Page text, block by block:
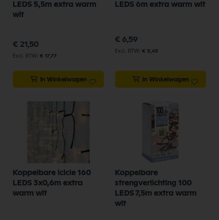
LEDS 5,5m extra warm
wit
€ 21,50
€ 17,77
In Winkelwagen
LEDS 6m extra warm wit
€ 6,59
€ 5,45
In Winkelwagen
Koppelbare icicle 160
LEDS 3x0,6m extra
warm wit
Koppelbare
strengverlichting 100
LEDS 7,5m extra warm
wit